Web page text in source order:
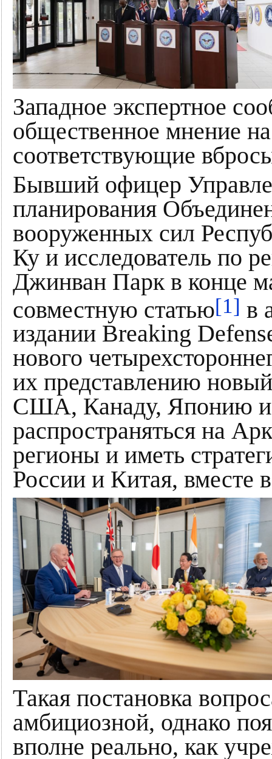
Западное экспертное
общественное мнение на
соответствующие
Бывший офицер
планирования
вооруженных сил
Ку и исследователь по
Джинван Парк в конце
совместную статью[1] в
издании Breaking
нового
их представлению
США, Канаду, Японию
распространяться на
регионы и иметь
России и Китая, вместе
Такая постановка
амбициозной, однако
вполне реально, как